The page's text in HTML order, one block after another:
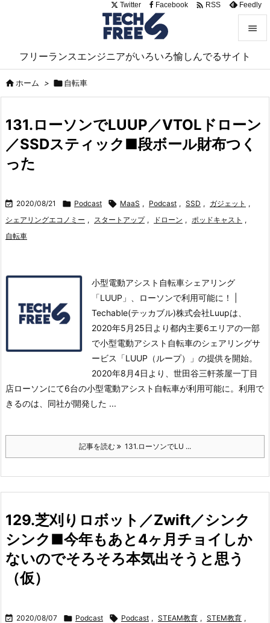
フリーランスエンジニアがいろいろ愉しんでるサイト


サイド

前へ

Twitter Facebook  RSS Feedly
ホーム > 自転車
131.ローソンでLUUP／VTOLドローン
／SSDスティック■段ボール財布つく
った
 2020/08/21  Podcast  MaaS , Podcast , SSD , ガジェット ,
シェアリングエコノミー , スタートアップ , ドローン , ポッドキャスト ,
自転車
小型電動アシスト自転車シェアリング
「LUUP」、ローソンで利用可能に！ |
Techable(テッカブル)株式会社Luupは、
2020年5月25日より都内主要6エリアの一部
で小型電動アシスト自転車のシェアリングサ
ービス「LUUP（ループ）」の提供を開始。
2020年8月4日より、世田谷三軒茶屋一丁目
店ローソンにて6台の小型電動アシスト自転車が利用可能に。 利用で
きるのは、同社が開発した ...
記事を読む 131.ローソンでLU ...
129.芝刈りロボット／Zwift／シンク
シンク■今年もあと4ヶ月チョイしか
ないのでそろそろ本気出そうと思う
（仮）
 2020/08/07  Podcast  Podcast , STEAM教育 , STEM教育 ,